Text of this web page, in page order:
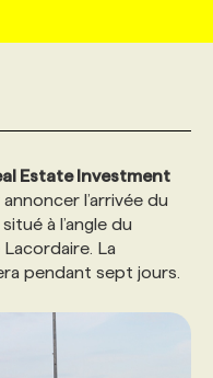
Estate Investment
l’arrivée du
à l’angle du
La
pendant sept jours.